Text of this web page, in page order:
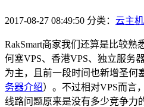
2017-08-27 08:49:50 分类： 云主
RakSmart商家我们还算是比较
何塞VPS、香港VPS、独立服务
为主，且前一段时间也新增圣何
务器介绍）。不过相对VPS而言
线路问题原来是没有多少竞争力